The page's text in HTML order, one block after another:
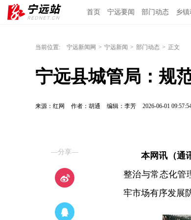
首页 宁远要闻 部门动态 乡
当前位置: 宁远新闻网 > 宁远新闻 > 部门动态 > 正文
宁远县城管局：规
来源：红网 作者：胡通 编辑：李芳 2026-06-01
—分享— 本网讯（通
整治与常态化管
牢市场有序发展